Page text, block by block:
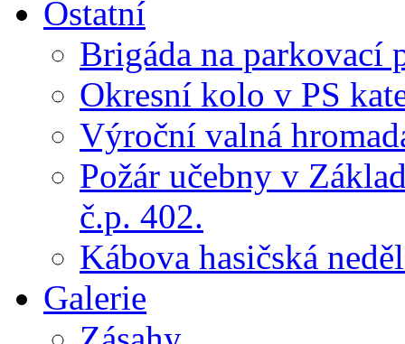
Ostatní
Brigáda na parkovací
Okresní kolo v PS
Výroční valná
Požár učebny v
č.p. 402.
Kábova hasičská
Galerie